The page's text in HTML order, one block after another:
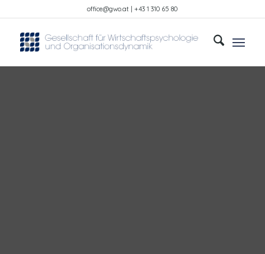
office@gwo.at | +43 1 310 65 80